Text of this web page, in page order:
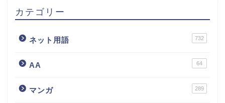
カテゴリー
ネット用語 732
AA 64
マンガ 289